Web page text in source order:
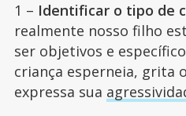
1 – Identificar o tipo de
realmente nosso filho
ser objetivos e
criança esperneia, grita
expressa sua